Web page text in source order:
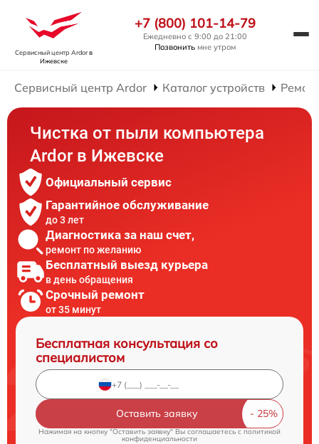
Сервисный центр Ardorв
Ижевске
+7 (800) 101-14-79
Ежедневно с 9:00 до 21:00
Позвонить мне утром
Сервисный центр Ardor Каталог устройств
Чистка от пыли компьютера
Ardor в Ижевске
Официальный сервис
Гарантийное обслуживание
до 3 лет
Диагностика за наш счет,
ремонт по желанию
Бесплатный выезд курьера
в день обращения
Срочный ремонт
от 35 минут
Бесплатная консультация со
специалистом
Оставить заявку
Нажимая на кнопку "Оставить заявку" Вы соглашаетесь cполитикой
конфиденциальности